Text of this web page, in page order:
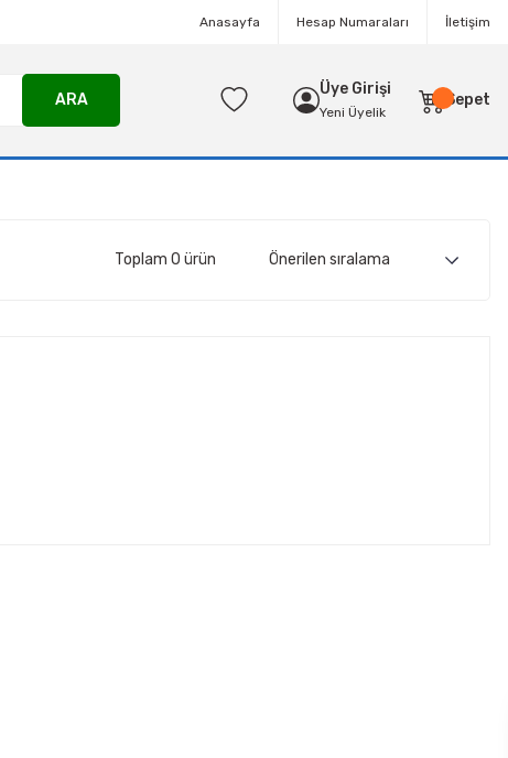
Anasayfa Hesap Numaraları İletişim
ARA
Üye Girişi
Yeni Üyelik
Sepet
Toplam 0 ürün